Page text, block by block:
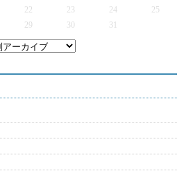
22 23 24
25
29 30 31